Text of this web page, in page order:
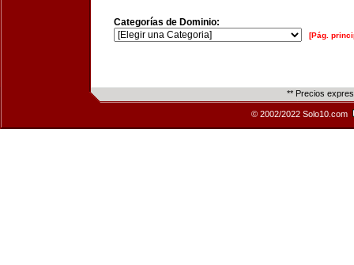
Categorías de Dominio:
[Pág.
** Precios
© 2002/2022 Solo10.com